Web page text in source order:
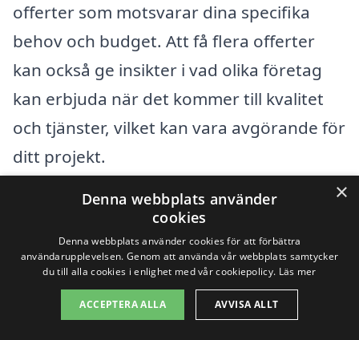
offerter som motsvarar dina specifika
behov och budget. Att få flera offerter
kan också ge insikter i vad olika företag
kan erbjuda när det kommer till kvalitet
och tjänster, vilket kan vara avgörande för
ditt projekt.
Få 3 erbjudanden, gratis och utan
förpliktelser
×
Denna webbplats använder
cookies
Denna webbplats använder cookies för att förbättra
användarupplevelsen. Genom att använda vår webbplats samtycker
du till alla cookies i enlighet med vår cookiepolicy. Läs mer
ACCEPTERA ALLA AVVISA ALLT